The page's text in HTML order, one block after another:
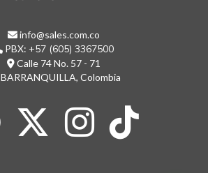
info@sales.com.co
PBX: +57 (605) 3367500
Calle 74 No. 57 - 71
BARRANQUILLA, Colombia